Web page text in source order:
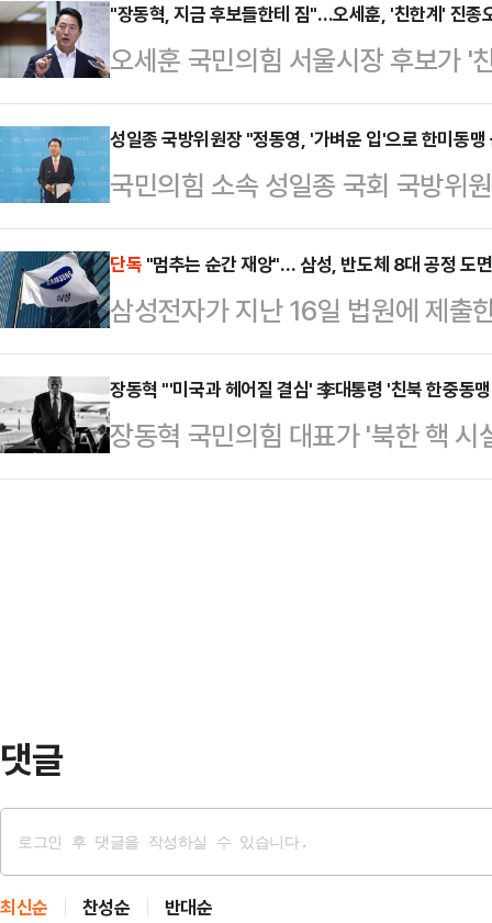
울 핵심 지역의 ‘똘똘한 한 채’ 현
자에게까지 세제 혜택을 부여하는
다.다만 1주택자에 대한 양도세 부
축을 초래할 수 있다는 우려도 동
“단기 차익 투기 수요와 무관”21일
에 대한 장특공제 등 세제…
"장동혁, 지금 후보들한테 짐"…오세훈, '친한계' 진종
오세훈 국민의힘 서울시장 후보가 '
동혁 대표가 진상조사를 지시하자 "
다"고 지적했다.오세훈 후보는 21
보들은 당이 통합적인 노선을 걷길
입장을 취해야 선거에 도움 되지 않
의힘 최고위원회에선 진 의원이 비
북구에 거처를 마련한 것에 대해 신
다. 이에 장 대…
성일종 국방위원장 "정동영, '가벼운 입'으로 한미동
국민의힘 소속 성일종 국회 국방위
북도 구성시를 언급해 논란을 일으
만이 한미동맹 균열에 책임지는 유
위원장은 21일 국회 소통관에서 기
안보 공조 체계에 심각한 경고등이
하며 압박 수위를 높였다.성 위원장
르면, 정 장관이 '구성시'를 언급한
부 장관을 긴급히 찾아…
단독 "멈추는 순간 재앙"… 삼성, 반도체 8대 공정 도
삼성전자가 지난 16일 법원에 제출
는 사측의 위기감을 뒷받침하는 총
증)가 포함된 것으로 확인됐다. 삼
될 경우 발생할 수 있는 경제적·물
측은 과거 삼성전자 기흥·평택 공
장동혁 "'미국과 헤어질 결심' 李대통령 '친북 한중동
장동혁 국민의힘 대표가 '북한 핵
일부 장관을 옹호한 이재명 대통령
댓글
최신순 찬성순 반대순